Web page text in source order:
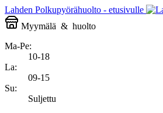
Lahden Polkupyörähuolto - etusivulle
Myymälä & huolto
Ma-Pe:
10-18
La:
09-15
Su:
Suljettu